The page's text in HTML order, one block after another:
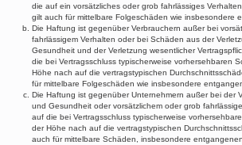
die auf ein vorsätzliches oder grob fahrlässiges
gilt auch für mittelbare Folgeschäden wie insbesondere
Die Haftung ist gegenüber Verbrauchern außer bei
fahrlässigem Verhalten oder bei Schäden aus der
Gesundheit und der Verletzung wesentlicher
die bei Vertragsschluss typischerweise vorhersehbaren
Höhe nach auf die vertragstypischen
für mittelbare Folgeschäden wie insbesondere
Die Haftung ist gegenüber Unternehmern außer bei der
und Gesundheit oder vorsätzlichem oder grob
auf die bei Vertragsschluss typischerweise
der Höhe nach auf die vertragstypischen
auch für mittelbare Schäden, insbesondere